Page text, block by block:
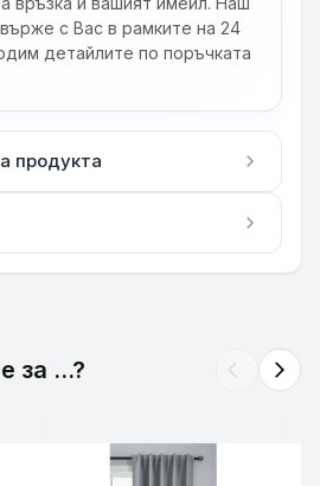
с Вас в рамките на 24
детайлите по поръчката
продукта chevron_right
chevron_right
за ...? arrow_back_ios arrow_forward_ios